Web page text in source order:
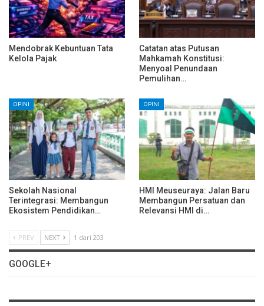
Mendobrak Kebuntuan Tata
Kelola Pajak
Catatan atas Putusan
Mahkamah Konstitusi:
Menyoal Penundaan
Pemulihan…
OPINI
Sekolah Nasional
Terintegrasi: Membangun
Ekosistem Pendidikan…
OPINI
HMI Meuseuraya: Jalan Baru
Membangun Persatuan dan
Relevansi HMI di…
PREV NEXT 1 dari 203
GOOGLE+